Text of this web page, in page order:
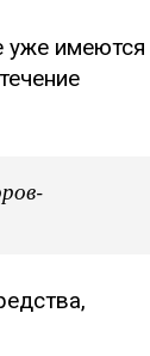
уже имеются